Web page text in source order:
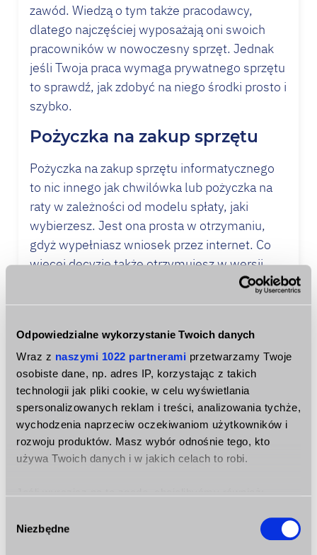
Odpowiedzialne wykorzystanie Twoich danych
Wraz z naszymi 1022 partnerami przetwarzamy Twoje
osobiste dane, np. adres IP, korzystając z takich
technologii jak pliki cookie, w celu wyświetlania
spersonalizowanych reklam i treści, analizowania tychże,
wychodzenia naprzeciw oczekiwaniom użytkowników i
rozwoju produktów. Masz wybór odnośnie tego, kto
używa Twoich danych i w jakich celach to robi.
geograficznej z dokładnością nawet do kilku metrów
zgody
Niezbędne
zawód. Wiedzą o tym także pracodawcy,
dlatego najczęściej wyposażają oni swoich
pracowników w nowoczesny sprzęt. Jednak
jeśli Twoja praca wymaga prywatnego sprzętu
to sprawdź, jak zdobyć na niego środki prosto i
szybko.
Pożyczka na zakup sprzętu
Pożyczka na zakup sprzętu informatycznego
to nic innego jak chwilówka lub pożyczka na
raty w zależności od modelu spłaty, jaki
wybierzesz. Jest ona prosta w otrzymaniu,
gdyż wypełniasz wniosek przez internet. Co
więcej decyzję także otrzymujesz w wersji
elektronicznej.Pożyczkodawcy są niezwykle
szybcy i gotówkę możesz dostać nawet w 15
forma pożyczki, gdyż jest prosta, szybka i na
dodatek tania. Tak, chwilówkę możesz dostać
w wielu firmach za darmo bez zbędnej
papierologi. Jeśli potrzebujesz na cito sprzętu
elektronicznego, bo stary uległ np.
zniszczeniu, to szybka pożyczka będzie
najlepszym rozwiązaniem. Dzięki niej nowy
Mam pieniądze, co dalej? Wybierając sprzęt